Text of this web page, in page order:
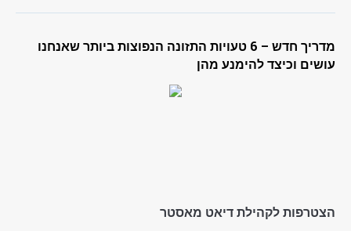
מדריך חדש – 6 טעויות התזונה הנפוצות ביותר שאנחנו
עושים וכיצד להימנע מהן
הצטרפות לקהילת דיאט מאסטר